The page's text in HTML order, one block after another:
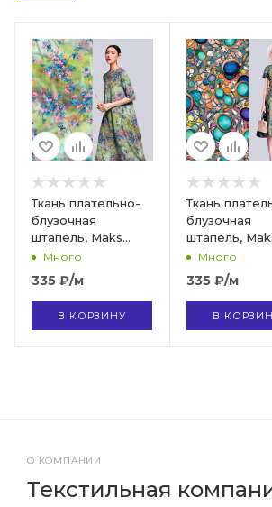
Ткань плательно-
блузочная
штапель, Maks
Style, вискоза
100%, маленькие
цветы на ветках,
арт. MS- 2202 D-
Много
335 ₽/м
В КОРЗИНУ
Ткань
блузочная
штапель,
Style, вискоза
разноцветная
абстракция,
MS- 2202 D-
Много
335 ₽/м
В
О КОМПАНИИ
Текстильная